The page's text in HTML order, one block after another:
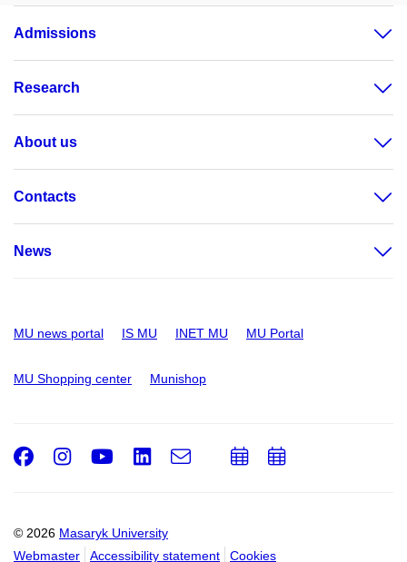
Admissions
Research
About us
Contacts
News
MU news portal IS MU INET MU MU Portal
MU Shopping center Munishop
© 2026 Masaryk University
Webmaster
Accessibility statement Cookies
Facebook
Instagram
Youtube
LinkedIn
e-
AddAdd